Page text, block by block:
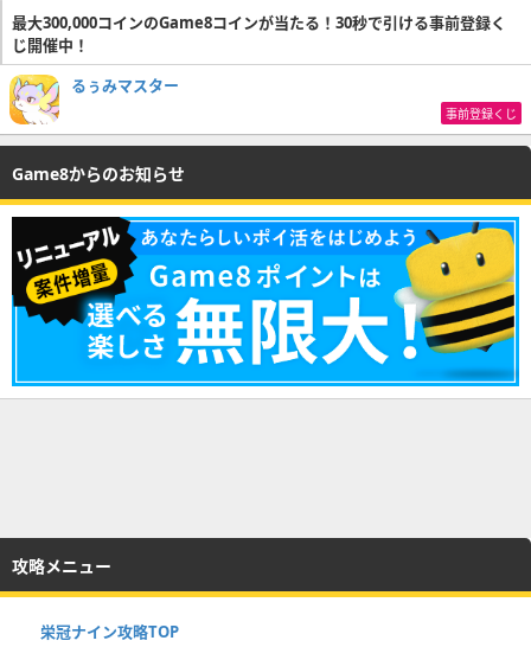
最大300,000コインのGame8コインが当たる！30秒で引ける事前登録く
じ開催中！
るぅみマスター
事前登録くじ
Game8からのお知らせ
攻略メニュー
栄冠ナイン攻略TOP